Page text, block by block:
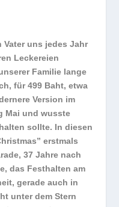
Vater uns jedes Jahr
Leckereien
Familie lange
für499 Baht, etwa
Version im
Mai und wusste
sollte. In diesen
erstmals
37 Jahre nach
das Festhalten am
gerade auch in
unter dem Stern